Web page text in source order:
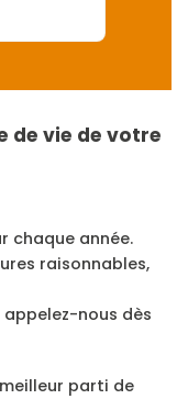
de vie de votre
chaque année.
raisonnables,
nous dès
parti de